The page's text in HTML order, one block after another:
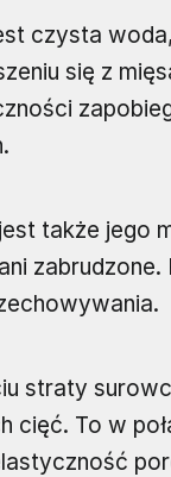
czysta
się z
także jego
straty
To w